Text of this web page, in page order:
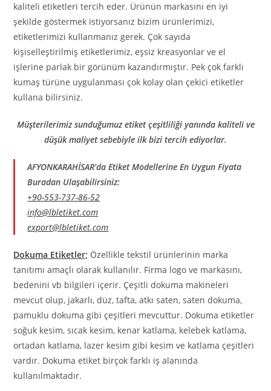
kaliteli etiketleri tercih eder. Ürünün markasını en iyi
şekilde göstermek istiyorsanız bizim ürünlerimizi,
etiketlerimizi kullanmanız gerek. Çok sayıda
kişiselleştirilmiş etiketlerimiz, eşsiz kreasyonlar ve el
işlerine parlak bir görünüm kazandırmıştır. Pek çok farklı
kumaş türüne uygulanması çok kolay olan çekici etiketler
kullana bilirsiniz.
Müşterilerimiz sunduğumuz etiket çeşitliliği yanında kaliteli ve
düşük maliyet sebebiyle ilk bizi tercih ediyorlar.
AFYONKARAHİSAR’da Etiket Modellerine En Uygun Fiyata
Buradan Ulaşabilirsiniz:
+90-553-737-86-52
info@lbletiket.com
export@lbletiket.com
Dokuma Etiketler; Özellikle tekstil ürünlerinin marka
tanıtımı amaçlı olarak kullanılır. Firma logo ve markasını,
bedenini vb bilgileri içerir. Çeşitli dokuma makineleri
mevcut olup, jakarlı, düz, tafta, atkı saten, saten dokuma,
pamuklu dokuma gibi çeşitleri mevcuttur. Dokuma etiketler
soğuk kesim, sıcak kesim, kenar katlama, kelebek katlama,
ortadan katlama, lazer kesim gibi kesim ve katlama çeşitleri
vardır. Dokuma etiket birçok farklı iş alanında
kullanılmaktadır.